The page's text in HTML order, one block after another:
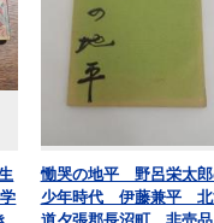
慟哭の地平 野呂栄太
少年時代 伊藤兼平 北